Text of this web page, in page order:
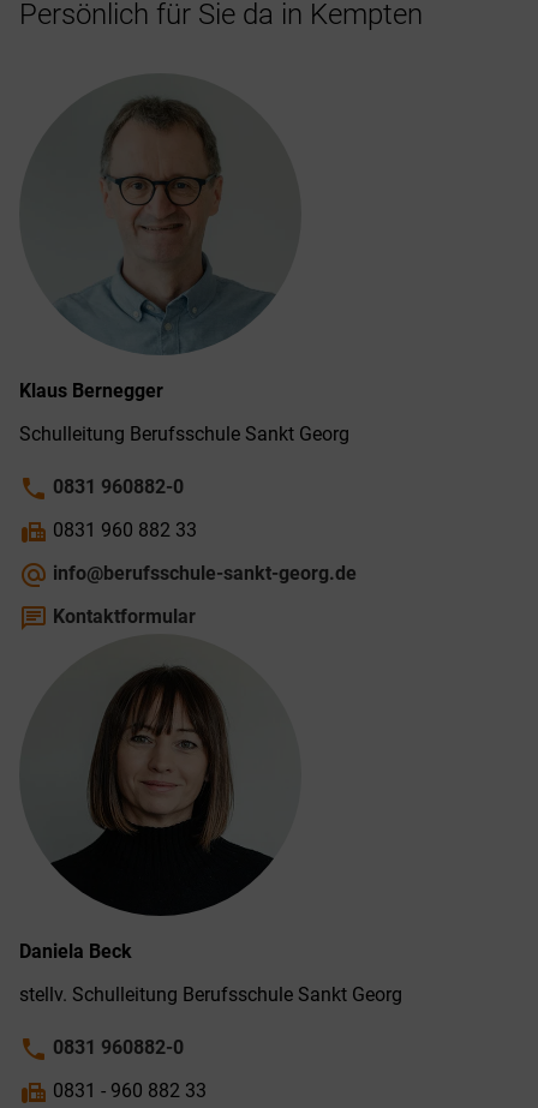
Persönlich für Sie da in Kempten
Klaus Bernegger
Schulleitung Berufsschule Sankt Georg
phone 0831 960882-0
fax 0831 960 882 33
alternate_email info@berufsschule-sankt-georg.de
chat Kontaktformular
Daniela Beck
stellv. Schul­leitung Berufs­schule Sankt Georg
phone 0831 960882-0
fax 0831 - 960 882 33